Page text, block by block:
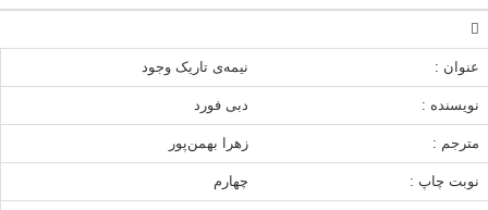
عنوان : نیمه‌ی تاریک وجود
نویسنده : دبی فورد
مترجم : زهرا بهمن‌پور
نوبت چاپ : چهارم